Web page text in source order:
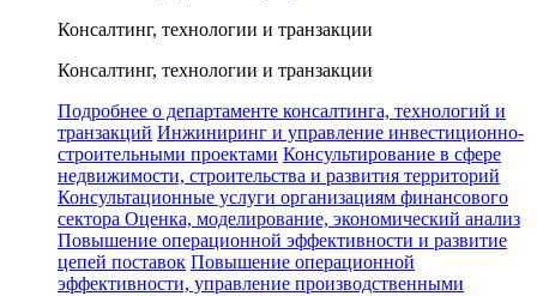
Консалтинг, технологии и транзакции
Консалтинг, технологии и транзакции
Подробнее о департаменте консалтинга, технологий и
транзакций Инжиниринг и управление инвестиционно-
строительными проектами Консультирование в сфере
недвижимости, строительства и развития территорий
Консультационные услуги организациям финансового
сектора Оценка, моделирование, экономический анализ
Повышение операционной эффективности и развитие
цепей поставок Повышение операционной
эффективности, управление производственными